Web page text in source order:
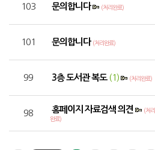
103 문의합니다 (처리완료)
101 문의합니다 (처리완료)
99 3층 도서관 복도 (1) (처리완료)
98 홈페이지 자료검색 의견
(처리
완료)